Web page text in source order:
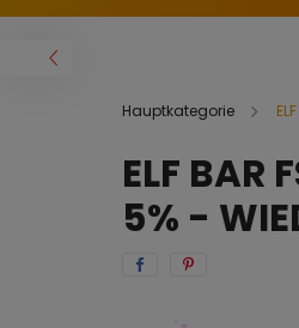
Hauptkategorie
ELF BAR
5% -